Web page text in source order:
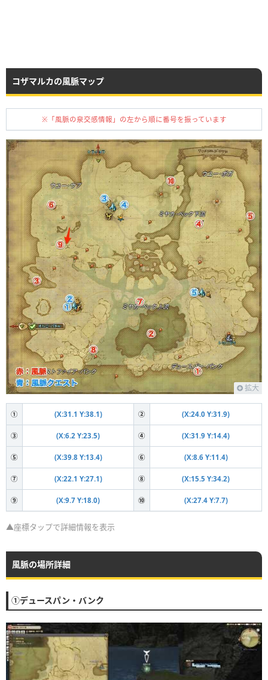
コザマルカの風脈マップ
※「風脈の泉交感情報」の左から順に番号を振っています
拡大
① (X:31.1 Y:38.1) ② (X:24.0 Y:31.9)
③ (X:6.2 Y:23.5) ④ (X:31.9 Y:14.4)
⑤ (X:39.8 Y:13.4) ⑥ (X:8.6 Y:11.4)
⑦ (X:22.1 Y:27.1) ⑧ (X:15.5 Y:34.2)
⑨ (X:9.7 Y:18.0) ⑩ (X:27.4 Y:7.7)
▲座標タップで詳細情報を表示
風脈の場所詳細
①デュースパン・バンク